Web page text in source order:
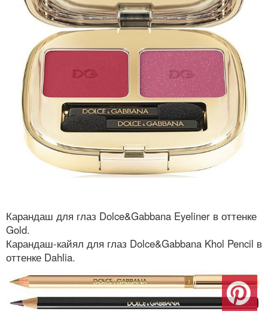
Карандаш для глаз Dolce&Gabbana Eyeliner в оттенке
Gold.
Карандаш-кайял для глаз Dolce&Gabbana Khol Pencil в
оттенке Dahlia.